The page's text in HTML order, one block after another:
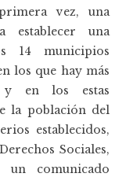
vez, una
establecer una
14 municipios
los que hay más
y en los estas
la población del
establecidos,
Sociales,
un comunicado